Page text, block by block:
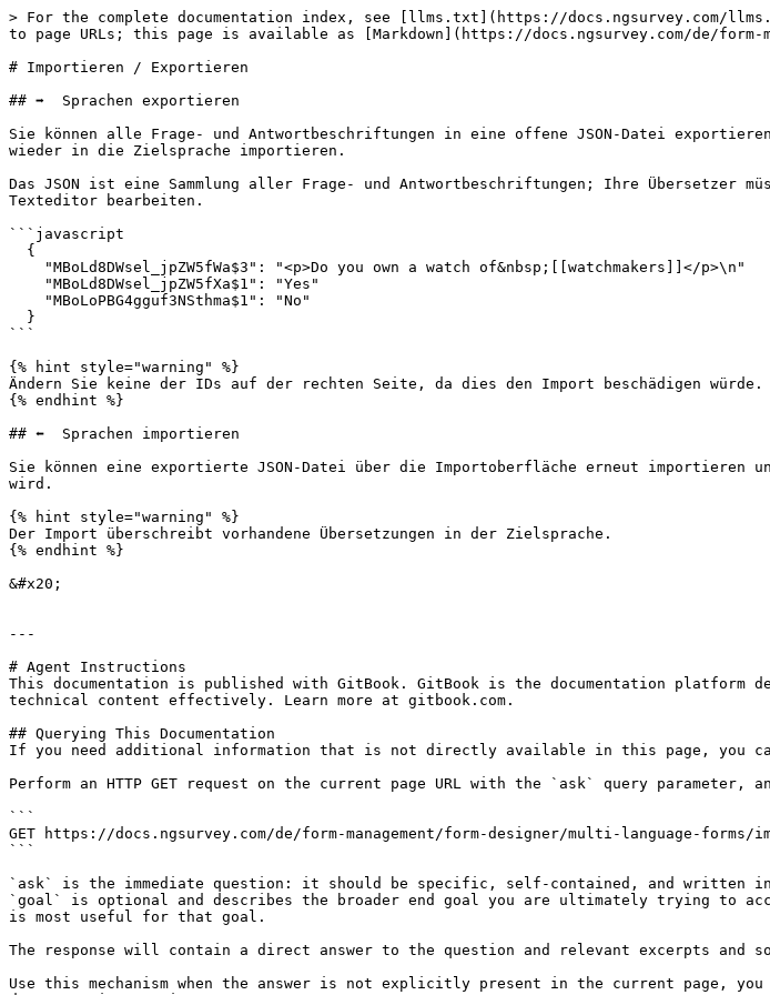
> For the complete documentation index, see [llms.txt](https://docs.ngsurvey.com/
to page URLs; this page is available as [Markdown](https://docs.ngsurvey.com/de/form-
# Importieren / Exportieren
## ➡️  Sprachen exportieren
Sie können alle Frage- und Antwortbeschriftungen in eine offene JSON-Datei
wieder in die Zielsprache importieren.
Das JSON ist eine Sammlung aller Frage- und Antwortbeschriftungen; Ihre Übersetzer
Texteditor bearbeiten.
```javascript
```
{% hint style="warning" %}
Ändern Sie keine der IDs auf der rechten Seite, da dies den Import beschädigen würde.
{% endhint %}
## ⬅️  Sprachen importieren
Sie können eine exportierte JSON-Datei über die Importoberfläche erneut
wird.
{% hint style="warning" %}
Der Import überschreibt vorhandene Übersetzungen in der Zielsprache.
{% endhint %}
&#x20;
---
# Agent Instructions
This documentation is published with GitBook. GitBook is the documentation platform
technical content effectively. Learn more at gitbook.com.
## Querying This Documentation
If you need additional information that is not directly available in this page, you can
Perform an HTTP GET request on the current page URL with the `ask` query
```
GET https://docs.ngsurvey.com/de/form-management/form-designer/multi-language-forms/
```
`ask` is the immediate question: it should be specific, self-contained, and written in
`goal` is optional and describes the broader end goal you are ultimately trying to
is most useful for that goal.
The response will contain a direct answer to the question and relevant excerpts and
Use this mechanism when the answer is not explicitly present in the current page,